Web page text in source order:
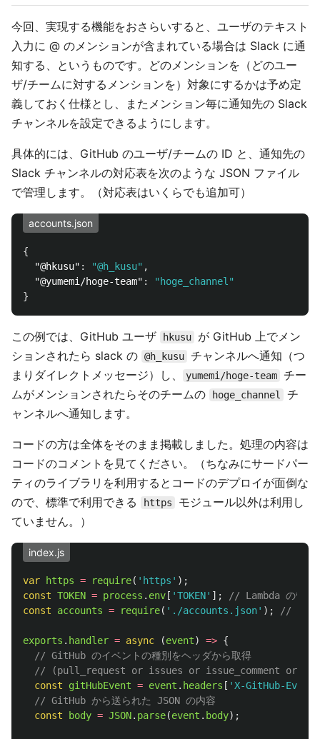
今回、実現する機能をおさらいすると、ユーザのテキスト
入力に @ のメンションが含まれている場合は Slack に通
知する、というものです。どのメンションを（どのユー
ザ/チームに対するメンションを）対象にするかは予め定
義しておく仕様とし、またメンション毎に通知先の Slack
チャンネルを設定できるようにします。
具体的には、GitHub のユーザ/チームの ID と、通知先の
Slack チャンネルの対応表を次のような JSON ファイル
で管理します。（対応表はいくらでも追加可）
accounts.json
{
"@hkusu" : "@h_kusu" ,
"@yumemi/hoge-team" :
"hoge_channel"
}
この例では、GitHub ユーザ hkusu
が GitHub 上でメン
ションされたら slack の @h_kusu チャンネルへ通知（つ
まりダイレクトメッセージ）し、
yumemi/hoge-team チー
ムがメンションされたらそのチームの
hoge_channel
チ
ャンネルへ通知します。
コードの方は全体をそのまま掲載しました。処理の内容は
コードのコメントを見てください。（ちなみにサードパー
ティのライブラリを利用するとコードのデプロイが面倒な
ので、標準で利用できる
https
モジュール以外は利用し
ていません。）
index.js
var https = require( ' https ' );
const TOKEN = process . env [ 'TOKEN' ];
// Lambda の管理
const
accounts = require( ' ./accounts.json' ); //
exports . handler = async (event) => {
// GitHub のイベントの種別をヘッダから取得
// (pull_request or issues or issue_comment or
const
gitHubEvent = event . headers [ ' X-GitHub-Event
// GitHub から送られた JSON の内容
const
body = JSON. parse(event . body);